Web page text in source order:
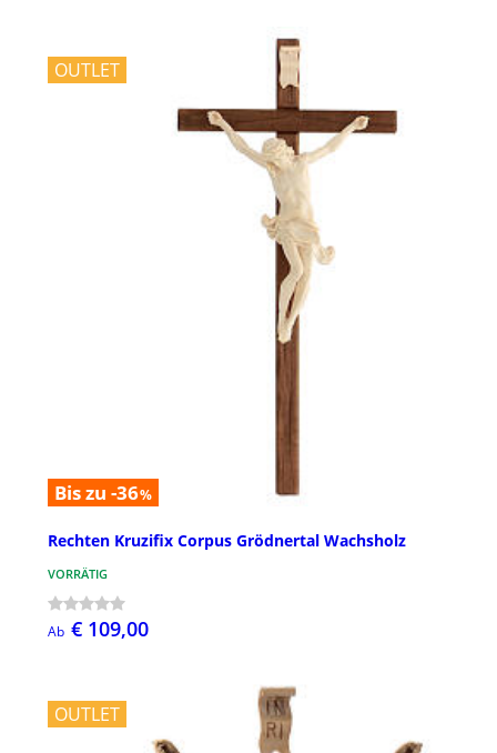
OUTLET
Bis zu -36%
Rechten Kruzifix Corpus Grödnertal Wachsholz
VORRÄTIG
Ab € 109,00
OUTLET